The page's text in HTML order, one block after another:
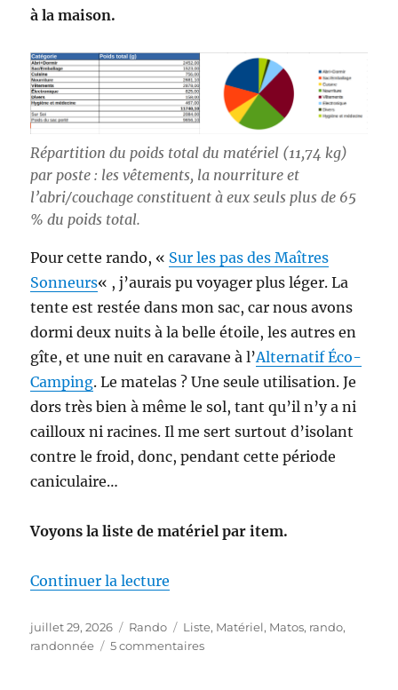
à la maison.
Répartition du poids total du matériel (11,74 kg)
par poste : les vêtements, la nourriture et
l’abri/couchage constituent à eux seuls plus de 65
% du poids total.
Pour cette rando, « Sur les pas des Maîtres
Sonneurs« , j’aurais pu voyager plus léger. La
tente est restée dans mon sac, car nous avons
dormi deux nuits à la belle étoile, les autres en
gîte, et une nuit en caravane à l’Alternatif Éco-
Camping. Le matelas ? Une seule utilisation. Je
dors très bien à même le sol, tant qu’il n’y a ni
cailloux ni racines. Il me sert surtout d’isolant
contre le froid, donc, pendant cette période
caniculaire…
Voyons la liste de matériel par item.
Continuer la lecture
Publié
le
juillet 29, 2026 Catégories
Rando Étiquettes
Liste, Matériel, Matos, rando,
randonnée
5 commentairessur